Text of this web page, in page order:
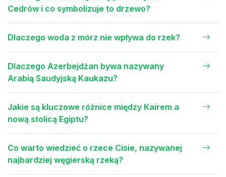
Cedrów i co symbolizuje to drzewo?
Dlaczego woda z mórz nie wpływa do rzek?
Dlaczego Azerbejdżan bywa nazywany
Arabią Saudyjską Kaukazu?
Jakie są kluczowe różnice między Kairem a
nową stolicą Egiptu?
Co warto wiedzieć o rzece Cisie, nazywanej
najbardziej węgierską rzeką?